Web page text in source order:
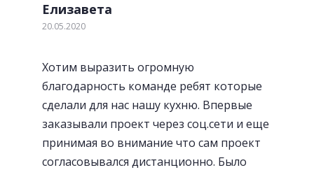
Елизавета
20.05.2020
Хотим выразить огромную
благодарность команде ребят которые
сделали для нас нашу кухню. Впервые
заказывали проект через соц.сети и еще
принимая во внимание что сам проект
согласовывался дистанционно. Было